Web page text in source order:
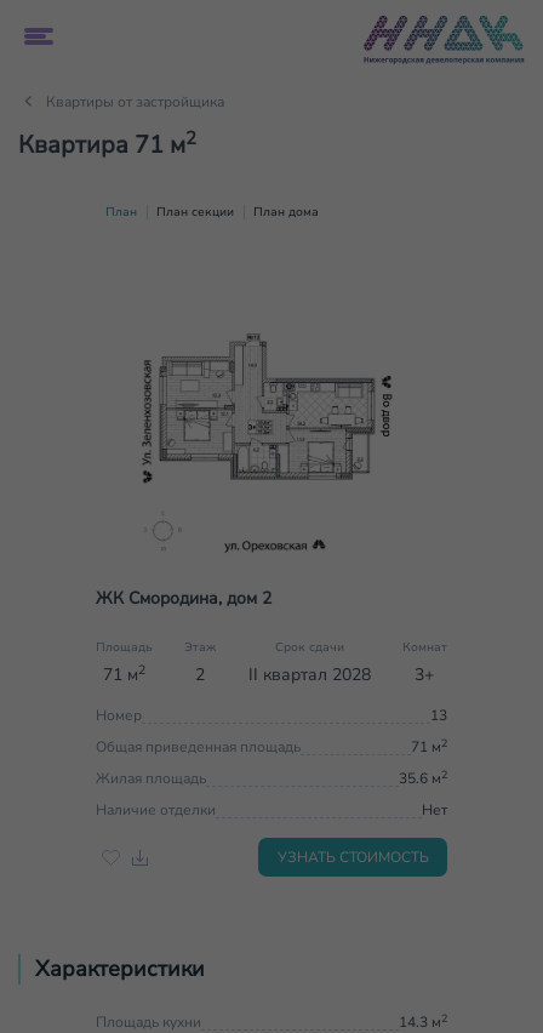
Квартиры от застройщика
Квартира 71 м2
План План секции План дома
ЖК Смородина, дом 2
Площадь
71 м2
Этаж
2
Срок сдачи
II квартал 2028
Комнат
3+
Номер
13
Общая приведенная площадь
71 м2
Жилая площадь 35.6 м2
Наличие отделки Нет
УЗНАТЬ СТОИМОСТЬ
Характеристики
Площадь кухни 14.3 м2